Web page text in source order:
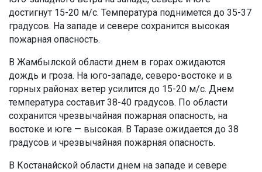
достигнут 15-20 м/с. Температура поднимется до 35-37
градусов. На западе и севере сохранится высокая
пожарная опасность.
В Жамбылской области днем в горах ожидаются
дождь и гроза. На юго-западе, северо-востоке и в
горных районах ветер усилится до 15-20 м/с. Днем
температура составит 38-40 градусов. По области
сохранится чрезвычайная пожарная опасность, на
востоке и юге — высокая. В Таразе ожидается до 38
градусов и чрезвычайная пожарная опасность.
В Костанайской области днем на западе и севере